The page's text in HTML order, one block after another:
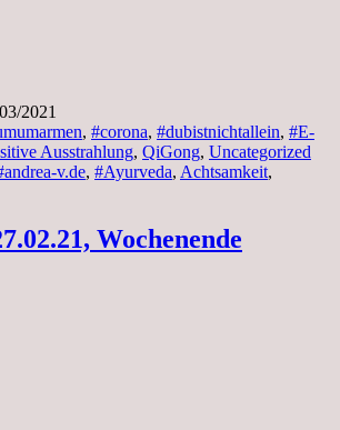
2021
, #corona, #dubistnichtallein, #E-
Ausstrahlung, QiGong, Uncategorized
v.de, #Ayurveda, Achtsamkeit,
Wochenende